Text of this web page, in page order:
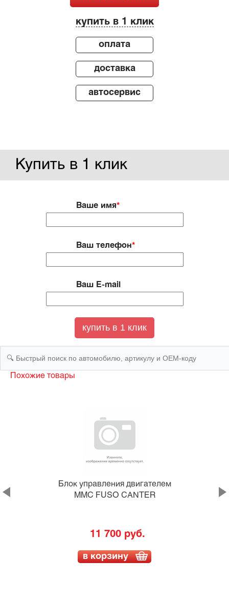
купить в 1 клик
оплата
доставка
автосервис
Купить в 1 клик
Ваше имя*
Ваш телефон*
Ваш E-mail
Похожие товары
Блок управления двигателем
MMC FUSO CANTER
11 700 руб.
в корзину